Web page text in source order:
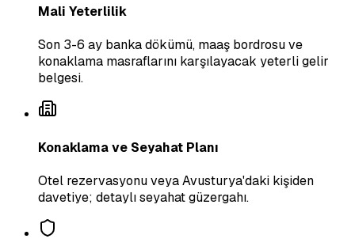
Mali Yeterlilik
Son 3-6 ay banka dökümü, maaş bordrosu ve
konaklama masraflarını karşılayacak yeterli gelir
belgesi.
Konaklama ve Seyahat Planı
Otel rezervasyonu veya Avusturya'daki kişiden
davetiye; detaylı seyahat güzergahı.